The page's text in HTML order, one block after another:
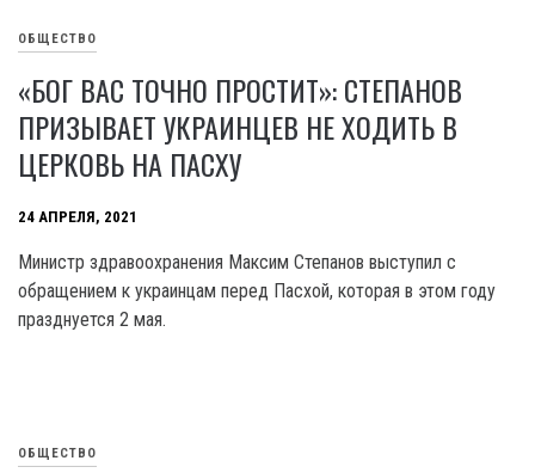
ОБЩЕСТВО
«БОГ ВАС ТОЧНО ПРОСТИТ»: СТЕПАНОВ
ПРИЗЫВАЕТ УКРАИНЦЕВ НЕ ХОДИТЬ В
ЦЕРКОВЬ НА ПАСХУ
24 АПРЕЛЯ, 2021
Министр здравоохранения Максим Степанов выступил с
обращением к украинцам перед Пасхой, которая в этом году
празднуется 2 мая.
ОБЩЕСТВО